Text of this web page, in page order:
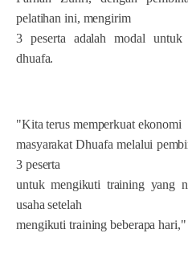
pelatihan ini, mengirim
3 peserta adalah modal untuk
dhuafa.
"Kita terus memperkuat ekonomi
masyarakat Dhuafa melalui
3 peserta
untuk mengikuti training yang
usaha setelah
mengikuti training beberapa hari,"